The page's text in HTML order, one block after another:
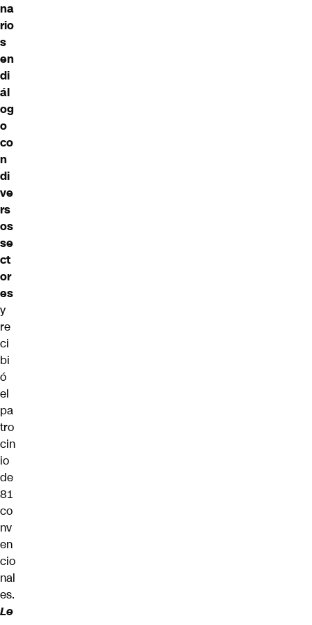
na
rio
s
en
di
ál
og
o
co
n
di
ve
rs
os
se
ct
or
es
y
re
ci
bi
ó
el
pa
tro
cin
io
de
81
co
nv
en
cio
nal
es.
Le